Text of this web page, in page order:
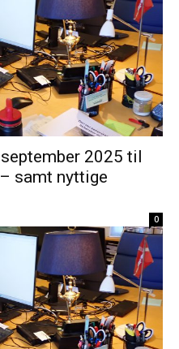
2025 til
samt nyttige
0